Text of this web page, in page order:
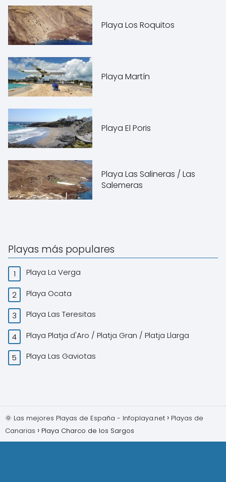
Playa Los Roquitos
Playa Martín
Playa El Poris
Playa Las Salineras / Las
Salemeras
Playas más populares
Playa La Verga
Playa Ocata
Playa Las Teresitas
Playa Platja d'Aro / Platja Gran / Platja Llarga
Playa Las Gaviotas
🌞 Las mejores Playas de España - Infoplaya.net
Playas de
Canarias
Playa Charco de los Sargos